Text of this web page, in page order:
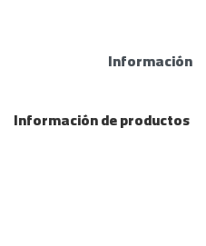
Información
Información de productos